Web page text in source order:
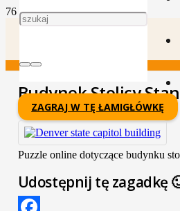
Budynek Stolicy
ZAGRAJ W TĘ ŁAMIGŁÓWKĘ
Puzzle online dotyczące budynku
Udostępnij tę zagadkę